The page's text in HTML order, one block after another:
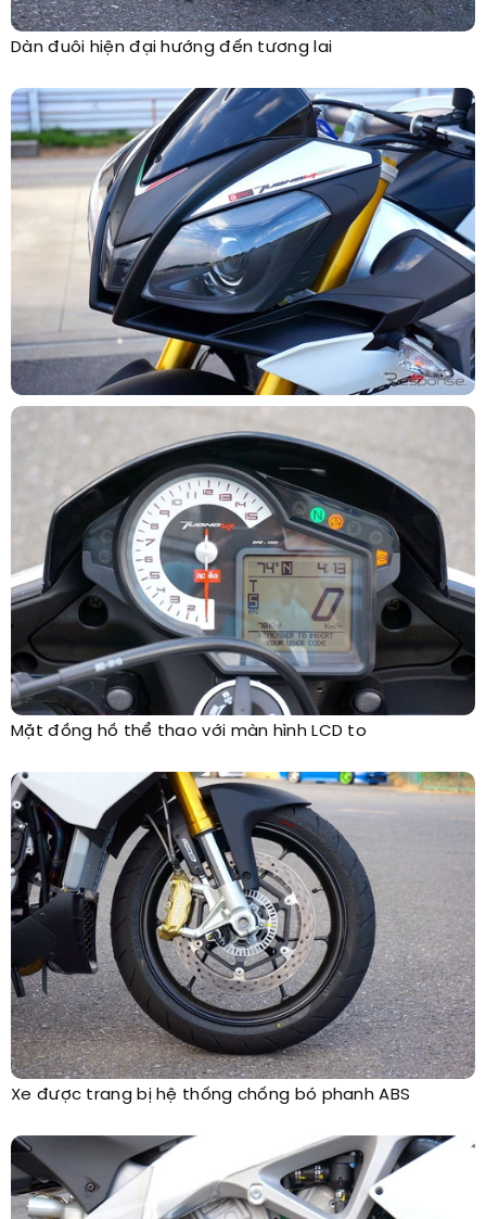
Dàn đuôi hiện đại hướng đến tương lai
Mặt đồng hồ thể thao với màn hình LCD to
Xe được trang bị hệ thống chống bó phanh ABS